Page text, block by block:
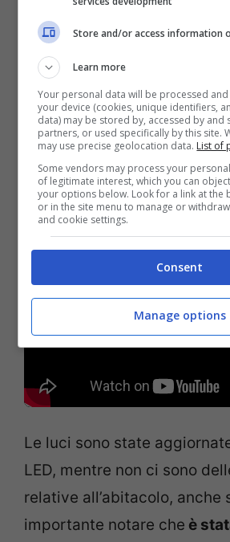
DRL aggiornata,come il
probabilmente sarà
inserto di colore nero. Il
sarà rivisto troppo, mentre il
esemplare monterà un
bagagliaio diverso da
contraddistinto da una
più alta.
Le luci sono state
LED, mentre non ci sono
relative all’abitacolo, anche
importante notare che è
Store and/or access information
Learn more
Your personal data will be processed
your device (cookies, unique identifiers,
data) may be stored by, accessed by and
partners, or used specifically by this site.
may use precise geolocation data. List of
Some vendors may process your
of legitimate interest, which you can
your options below. Look for a link at the
or in the site menu to manage or
and cookie settings.
Consent
Manage options